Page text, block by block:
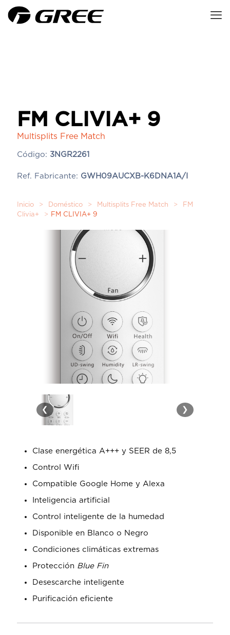
FM CLIVIA+ 9
Multisplits Free Match
Código: 3NGR2261
Ref. Fabricante: GWH09AUCXB-K6DNA1A/I
Inicio > Doméstico > Multisplits Free Match >
FM
Clivia+
> FM CLIVIA+ 9
❮ ❯
Clase energética A+++ y SEER de 8,5
Control Wifi
Compatible Google Home y Alexa
Inteligencia artificial
Control inteligente de la humedad
Disponible en Blanco o Negro
Condiciones climáticas extremas
Protección Blue Fin
Desescarche inteligente
Purificación eficiente